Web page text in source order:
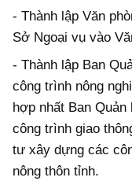
- Thành lập Văn
Sở Ngoại vụ vào
- Thành lập Ban
công trình nông
hợp nhất Ban
công trình giao
tư xây dựng các
nông thôn tỉnh.